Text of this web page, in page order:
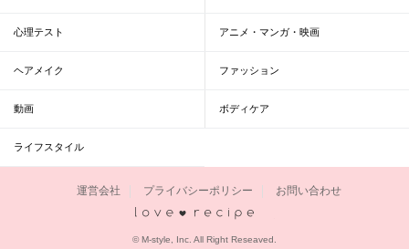
心理テスト アニメ・マンガ・映画
ヘアメイク ファッション
動画 ボディケア
ライフスタイル
運営会社 プライバシーポリシー お問い合わせ
© M-style, Inc. All Right Reseaved.